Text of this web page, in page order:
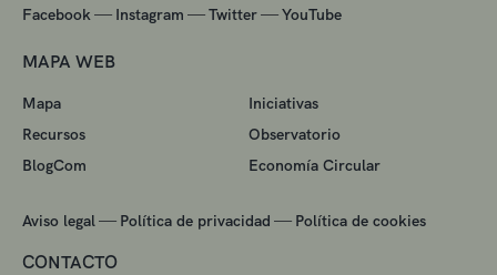
Facebook — Instagram —Twitter—YouTube
MAPA WEB
Mapa
Iniciativas
Recursos
Observatorio
BlogCom
Economía Circular
Aviso legal — Política de privacidad — Política de cookies
CONTACTO